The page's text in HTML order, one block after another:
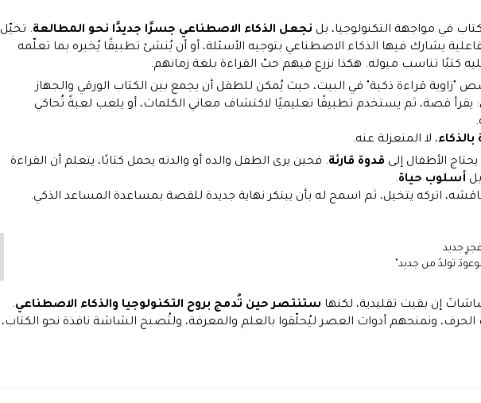
في مواجهة التكنولوجيا، بل نجعل الذكاء الاصطناعي جسرًا جديدًا نحو المطالعة. تخيّل
يشارك فيها الذكاء الاصطناعي بتوجيه الأسئلة، أو أن يُنشئ تطبيقًا يُخبره بما تعلّمه
كتبًا تناسب ميوله. هكذا نزرع فيهم حبّ القراءة بلغة زمانهم.
"زاوية قراءة ذكية" في البيت، حيث يُمكن للطفل أن يجمع بين الكتاب الورقي والجهاز
يقرأ قصة، ثم يستخدم تطبيقًا تعليميًا لاكتشاف معاني الكلمات، أو يلعب لعبةً تُحاكي
، لا المنعزلة عنه.
الأطفال إلى قدوة قارئة. فحين يرى الطفل والده أو والدته يحمل كتابًا، يتعلم أن القراءة
أسلوب حياة.
اتركه يتخيل، ثم اسمح له بأن يبتكر نهاية جديدة للقصة بمساعدة المساعد الذكي.
جديد
تولدُ من جديد"
إن بقيت تقليدية، لكنها ستنتصر حين تُدمج بروح التكنولوجيا والذكاء الاصطناعي.
الحرف، ونمنحهم أدوات العصر ليُحلّقوا بالعلم والمعرفة، ولتُصبح الشاشة نافذة نحو الكتاب،